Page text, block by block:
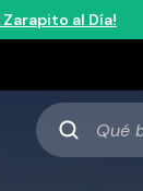
al Día!
Qué
buscas